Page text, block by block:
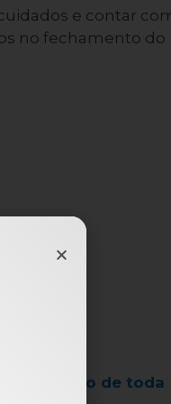
e contar
no fechamento do
financeiro de toda